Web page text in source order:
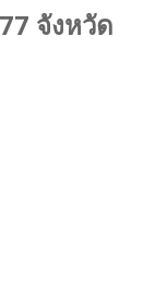
จังหวัด